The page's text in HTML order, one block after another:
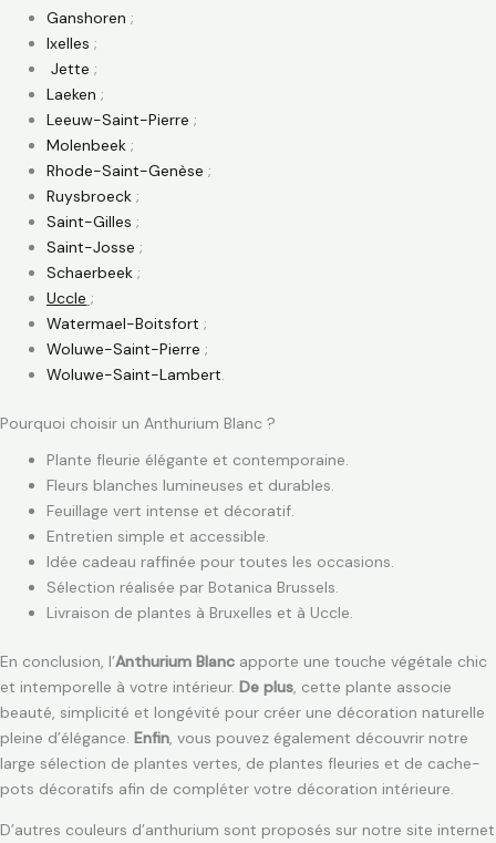
Ganshoren ;
Ixelles ;
Jette ;
Laeken ;
Leeuw-Saint-Pierre ;
Molenbeek ;
Rhode-Saint-Genèse ;
Ruysbroeck ;
Saint-Gilles ;
Saint-Josse ;
Schaerbeek ;
Uccle ;
Watermael-Boitsfort ;
Woluwe-Saint-Pierre ;
Woluwe-Saint-Lambert.
Pourquoi choisir un Anthurium Blanc ?
Plante fleurie élégante et contemporaine.
Fleurs blanches lumineuses et durables.
Feuillage vert intense et décoratif.
Entretien simple et accessible.
Idée cadeau raffinée pour toutes les occasions.
Sélection réalisée par Botanica Brussels.
Livraison de plantes à Bruxelles et à Uccle.
En conclusion, l’Anthurium Blanc apporte une touche végétale chic
et intemporelle à votre intérieur. De plus, cette plante associe
beauté, simplicité et longévité pour créer une décoration naturelle
pleine d’élégance. Enfin, vous pouvez également découvrir notre
large sélection de plantes vertes, de plantes fleuries et de cache-
pots décoratifs afin de compléter votre décoration intérieure.
D’autres couleurs d’anthurium sont proposés sur notre site internet